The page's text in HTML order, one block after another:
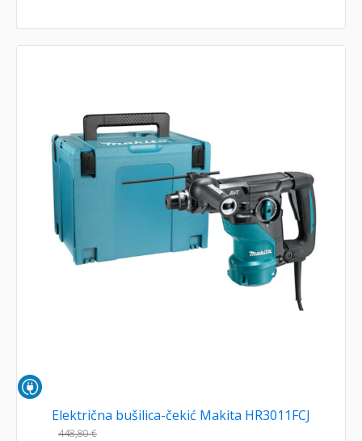
Električna bušilica-čekić Makita HR3011FCJ
448,80€